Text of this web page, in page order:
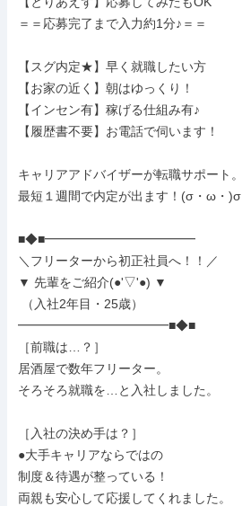
＝＝応募完了まで入力約1分♪＝＝
【スグ内定★】早く就職したい方
【お家の近く】朝はゆっくり！
【インセン有】稼げる仕組み有♪
【履歴書不要】お電話で伺います！
キャリアアドバイザーが転職サポート。
最短１週間で内定が出ます！(σ・ω・)σ
■◆■━━━━━━━━━━━━
＼フリーターから初正社員へ！！／
▼ 先輩をご紹介(●'▽'●) ▼
━━━━━━━━━━━━■◆■
［前職は…？］
居酒屋で数年フリーター。
そろそろ就職を…と入社しました。
［入社の決め手は？］
●大手キャリアならではの
制度＆待遇が整っている！
両親も安心して応援してくれました。